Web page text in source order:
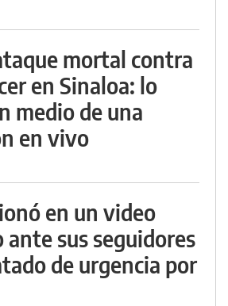
mortal contra
en Sinaloa: lo
medio de una
en vivo
en un video
sus seguidores
de urgencia por